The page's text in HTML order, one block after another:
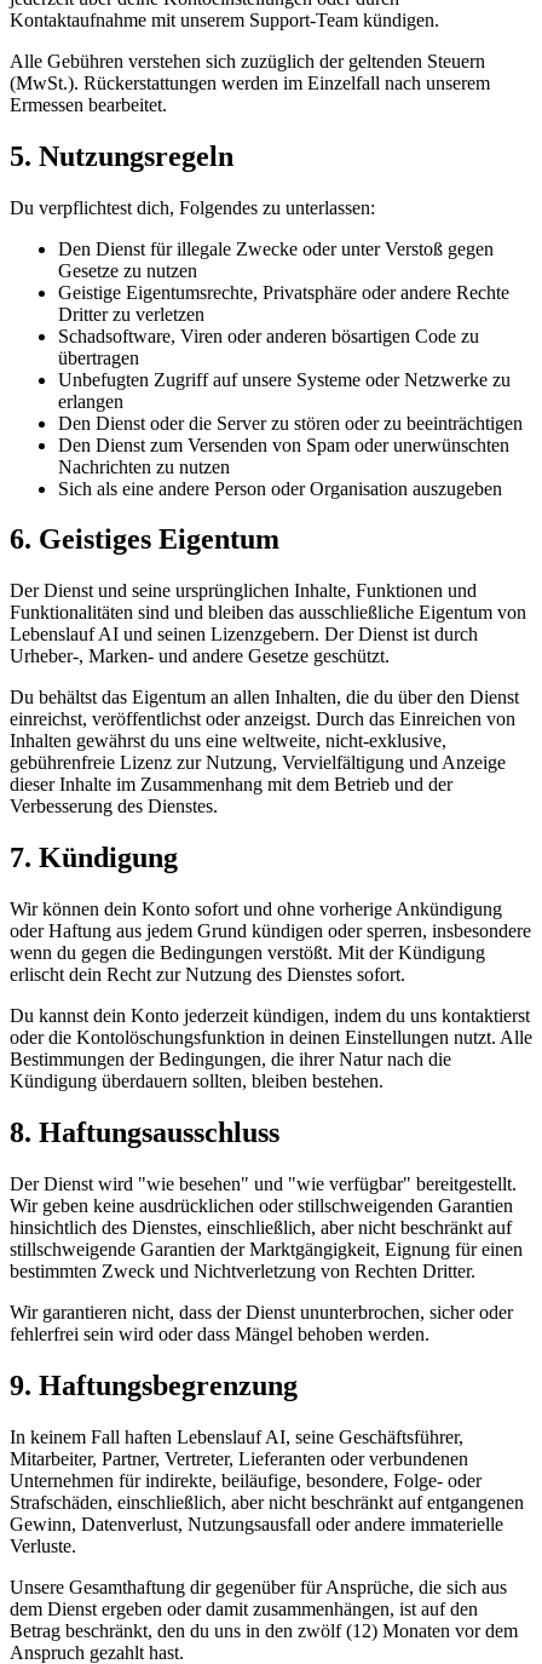
Kontaktaufnahme mit unserem Support-Team kündigen.
Alle Gebühren verstehen sich zuzüglich der geltenden Steuern
(MwSt.). Rückerstattungen werden im Einzelfall nach unserem
Ermessen bearbeitet.
5. Nutzungsregeln
Du verpflichtest dich, Folgendes zu unterlassen:
Den Dienst für illegale Zwecke oder unter Verstoß gegen
Gesetze zu nutzen
Geistige Eigentumsrechte, Privatsphäre oder andere Rechte
Dritter zu verletzen
Schadsoftware, Viren oder anderen bösartigen Code zu
übertragen
Unbefugten Zugriff auf unsere Systeme oder Netzwerke zu
erlangen
Den Dienst oder die Server zu stören oder zu beeinträchtigen
Den Dienst zum Versenden von Spam oder unerwünschten
Nachrichten zu nutzen
Sich als eine andere Person oder Organisation auszugeben
6. Geistiges Eigentum
Der Dienst und seine ursprünglichen Inhalte, Funktionen und
Funktionalitäten sind und bleiben das ausschließliche Eigentum von
Lebenslauf AI und seinen Lizenzgebern. Der Dienst ist durch
Urheber-, Marken- und andere Gesetze geschützt.
Du behältst das Eigentum an allen Inhalten, die du über den Dienst
einreichst, veröffentlichst oder anzeigst. Durch das Einreichen von
Inhalten gewährst du uns eine weltweite, nicht-exklusive,
gebührenfreie Lizenz zur Nutzung, Vervielfältigung und Anzeige
dieser Inhalte im Zusammenhang mit dem Betrieb und der
Verbesserung des Dienstes.
7. Kündigung
Wir können dein Konto sofort und ohne vorherige Ankündigung
oder Haftung aus jedem Grund kündigen oder sperren, insbesondere
wenn du gegen die Bedingungen verstößt. Mit der Kündigung
erlischt dein Recht zur Nutzung des Dienstes sofort.
Du kannst dein Konto jederzeit kündigen, indem du uns kontaktierst
oder die Kontolöschungsfunktion in deinen Einstellungen nutzt. Alle
Bestimmungen der Bedingungen, die ihrer Natur nach die
Kündigung überdauern sollten, bleiben bestehen.
8. Haftungsausschluss
Der Dienst wird "wie besehen" und "wie verfügbar" bereitgestellt.
Wir geben keine ausdrücklichen oder stillschweigenden Garantien
hinsichtlich des Dienstes, einschließlich, aber nicht beschränkt auf
stillschweigende Garantien der Marktgängigkeit, Eignung für einen
bestimmten Zweck und Nichtverletzung von Rechten Dritter.
Wir garantieren nicht, dass der Dienst ununterbrochen, sicher oder
fehlerfrei sein wird oder dass Mängel behoben werden.
9. Haftungsbegrenzung
In keinem Fall haften Lebenslauf AI, seine Geschäftsführer,
Mitarbeiter, Partner, Vertreter, Lieferanten oder verbundenen
Unternehmen für indirekte, beiläufige, besondere, Folge- oder
Strafschäden, einschließlich, aber nicht beschränkt auf entgangenen
Gewinn, Datenverlust, Nutzungsausfall oder andere immaterielle
Verluste.
Unsere Gesamthaftung dir gegenüber für Ansprüche, die sich aus
dem Dienst ergeben oder damit zusammenhängen, ist auf den
Betrag beschränkt, den du uns in den zwölf (12) Monaten vor dem
Anspruch gezahlt hast.